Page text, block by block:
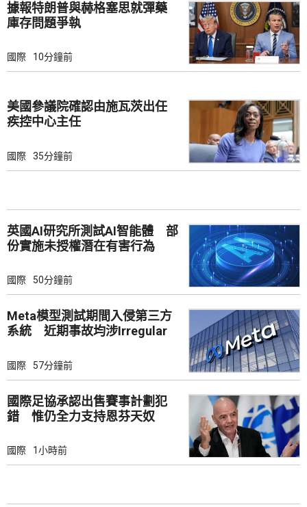
據報特朗普與赫格塞思就彈藥
庫存問題爭執
國際 10分鐘前
美國參議院確認由施瓦茨出任
疾控中心主任
國際 35分鐘前
英國AI研究所測試AI智能體 部
份實施未授權潛在有害行為
國際 50分鐘前
Meta模型測試期間入侵第三方
系統 近期事故均涉Irregular
國際 57分鐘前
國際足協承認出售賽事計劃犯
錯 惟仍全力支持恩芬天奴
國際 1小時前